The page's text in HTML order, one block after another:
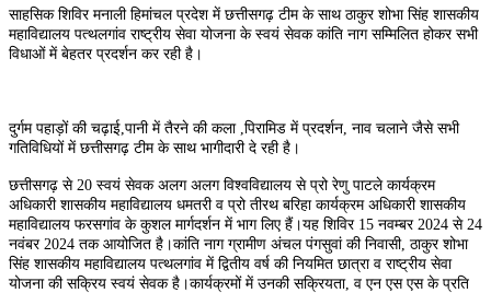
साहसिक शिविर मनाली हिमांचल प्रदेश में छत्तीसगढ़ टीम के साथ ठाकुर शोभा सिंह शासकीय
महाविद्यालय पत्थलगांव राष्ट्रीय सेवा योजना के स्वयं सेवक कांति नाग सम्मिलित होकर सभी
विधाओं में बेहतर प्रदर्शन कर रही है।
दुर्गम पहाड़ों की चढ़ाई,पानी में तैरने की कला ,पिरामिड में प्रदर्शन, नाव चलाने जैसे सभी
गतिविधियों में छत्तीसगढ़ टीम के साथ भागीदारी दे रही है।
छत्तीसगढ़ से 20 स्वयं सेवक अलग अलग विश्वविद्यालय से प्रो रेणु पाटले कार्यक्रम
अधिकारी शासकीय महाविद्यालय धमतरी व प्रो तीरथ बरिहा कार्यक्रम अधिकारी शासकीय
महाविद्यालय फरसगांव के कुशल मार्गदर्शन में भाग लिए हैं।यह शिविर 15 नवम्बर 2024 से 24
नवंबर 2024 तक आयोजित है।कांति नाग ग्रामीण अंचल पंगसुवां की निवासी, ठाकुर शोभा
सिंह शासकीय महाविद्यालय पत्थलगांव में द्वितीय वर्ष की नियमित छात्रा व राष्ट्रीय सेवा
योजना की सक्रिय स्वयं सेवक है।कार्यक्रमों में उनकी सक्रियता, व एन एस एस के प्रति